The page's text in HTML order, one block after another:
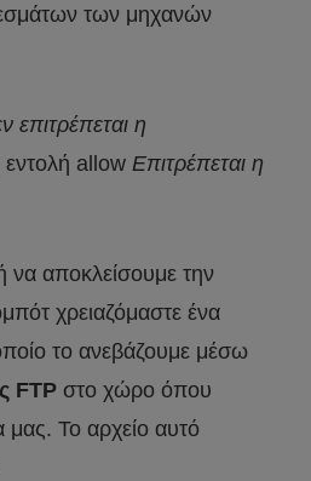
των μηχανών
επιτρέπεται η
allow Επιτρέπεται η
να αποκλείσουμε την
χρειαζόμαστε ένα
το ανεβάζουμε μέσω
FTP στο χώρο όπου
μας. Το αρχείο αυτό